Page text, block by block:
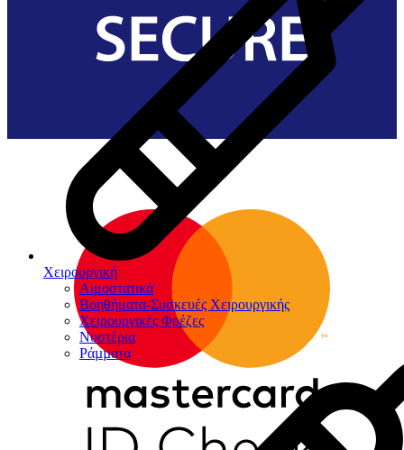
Χειρουργική
Αιμοστατικά
Βοηθήματα-Συσκευές Χειρουργικής
Χειρουργικές Φρέζες
Νυστέρια
Ράµµατα